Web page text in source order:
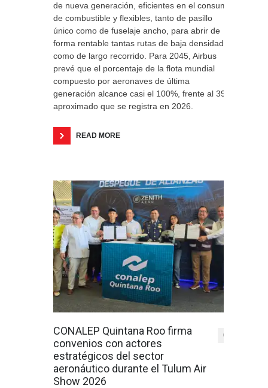
de nueva generación, eficientes en el consumo
de combustible y flexibles, tanto de pasillo
único como de fuselaje ancho, para abrir de
forma rentable tantas rutas de baja densidad
como de largo recorrido. Para 2045, Airbus
prevé que el porcentaje de la flota mundial
compuesto por aeronaves de última
generación alcance casi el 100%, frente al 39%
aproximado que se registra en 2026.
READ MORE
CONALEP Quintana Roo firma
convenios con actores
estratégicos del sector
aeronáutico durante el Tulum Air
Show 2026
0